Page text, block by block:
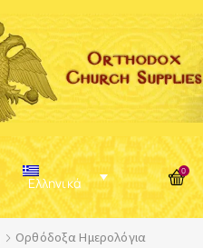
Ελληνικά
0
Ορθόδοξα Ημερολόγια